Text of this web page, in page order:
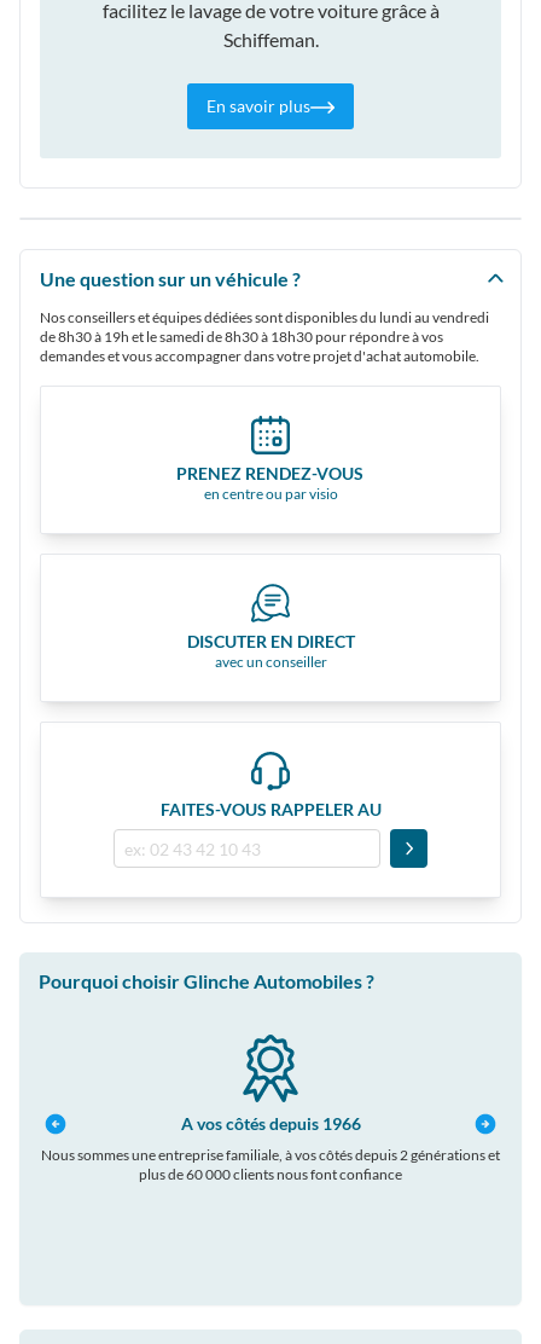
facilitez le lavage de votre voiture grâce à
Schiffeman.
En savoir plus
Une question sur un véhicule ?
Nos conseillers et équipes dédiées sont disponibles du lundi au vendredi
de 8h30 à 19h et le samedi de 8h30 à 18h30 pour répondre à vos
demandes et vous accompagner dans votre projet d'achat automobile.
PRENEZ RENDEZ-VOUS
en centre ou par visio
DISCUTER EN DIRECT
avec un conseiller
FAITES-VOUS RAPPELER AU
Pourquoi choisir Glinche Automobiles ?
A vos côtés depuis 1966
Nous sommes une entreprise familiale, à vos côtés depuis 2 générations et
plus de 60 000 clients nous font confiance